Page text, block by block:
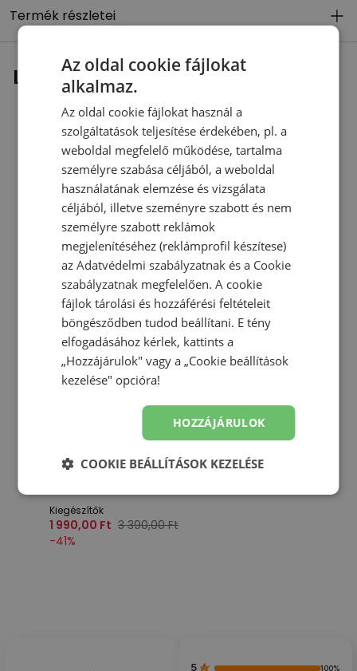
Termék részletei
Legutóbb megtekintett
Akció
Kiegészítők
1 990,00 Ft 3 390,00 Ft
-41%
5 100%
Az oldal cookie fájlokat
alkalmaz.
Az oldal cookie fájlokat használ a
szolgáltatások teljesítése érdekében, pl. a
weboldal megfelelő működése, tartalma
személyre szabása céljából, a weboldal
használatának elemzése és vizsgálata
céljából, illetve szeményre szabott és nem
személyre szabott reklámok
megjelenítéséhez (reklámprofil készítese)
azAdatvédelmi szabályzatnak és a Cookie
szabályzatnak megfelelően. A cookie
fájlok tárolási és hozzáférési feltételeit
böngésződben tudod beállítani. E tény
elfogadásához kérlek, kattints a
„Hozzájárulok" vagy a „Cookie beállítások
kezelése" opcióra!
HOZZÁJÁRULOK
COOKIE BEÁLLÍTÁSOK KEZELÉSE